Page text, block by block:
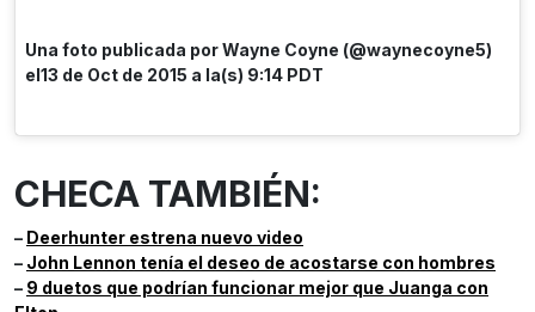
Una foto publicada por Wayne Coyne (@waynecoyne5)
el13 de Oct de 2015 a la(s) 9:14 PDT
CHECA TAMBIÉN:
– Deerhunter estrena nuevo video
– John Lennon tenía el deseo de acostarse con hombres
– 9 duetos que podrían funcionar mejor que Juanga con